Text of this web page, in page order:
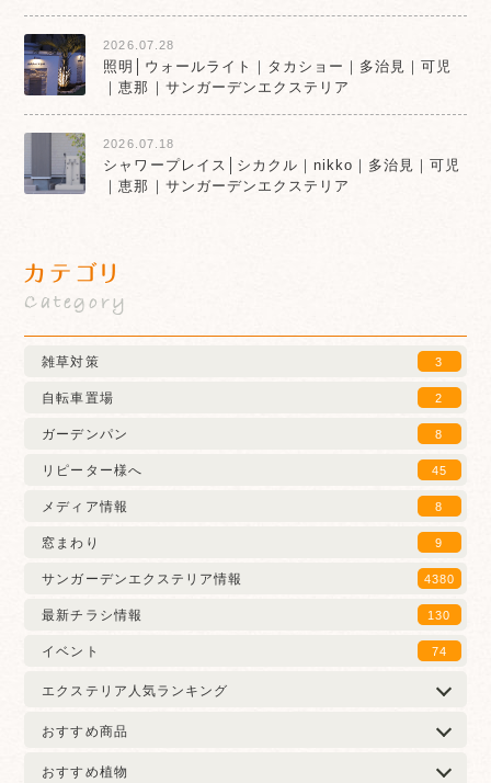
2026.07.28
照明│ウォールライト｜タカショー｜多治見｜可児
｜恵那｜サンガーデンエクステリア
2026.07.18
シャワープレイス│シカクル｜nikko｜多治見｜可児
｜恵那｜サンガーデンエクステリア
カテゴリ
Category
雑草対策 3
自転車置場 2
ガーデンパン 8
リピーター様へ 45
メディア情報 8
窓まわり 9
サンガーデンエクステリア情報 4380
最新チラシ情報 130
イベント 74
エクステリア人気ランキング
おすすめ商品
おすすめ植物